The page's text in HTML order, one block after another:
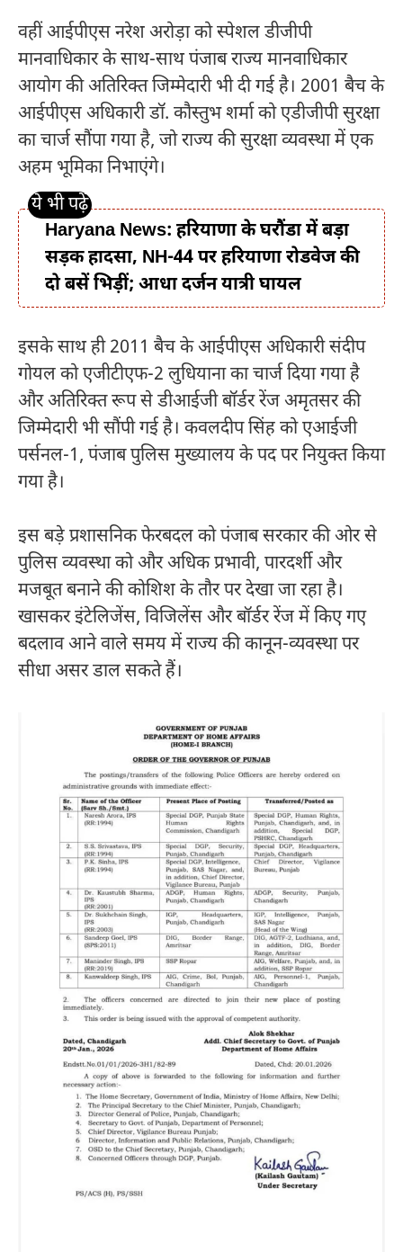
वहीं आईपीएस नरेश अरोड़ा को स्पेशल डीजीपी
मानवाधिकार के साथ-साथ पंजाब राज्य मानवाधिकार
आयोग की अतिरिक्त जिम्मेदारी भी दी गई है। 2001 बैच के
आईपीएस अधिकारी डॉ. कौस्तुभ शर्मा को एडीजीपी सुरक्षा
का चार्ज सौंपा गया है, जो राज्य की सुरक्षा व्यवस्था में एक
अहम भूमिका निभाएंगे।
Haryana News: हरियाणा के घरौंडा में बड़ा
सड़क हादसा, NH-44 पर हरियाणा रोडवेज की
दो बसें भिड़ीं; आधा दर्जन यात्री घायल
इसके साथ ही 2011 बैच के आईपीएस अधिकारी संदीप
गोयल को एजीटीएफ-2 लुधियाना का चार्ज दिया गया है
और अतिरिक्त रूप से डीआईजी बॉर्डर रेंज अमृतसर की
जिम्मेदारी भी सौंपी गई है। कवलदीप सिंह को एआईजी
पर्सनल-1, पंजाब पुलिस मुख्यालय के पद पर नियुक्त किया
गया है।
इस बड़े प्रशासनिक फेरबदल को पंजाब सरकार की ओर से
पुलिस व्यवस्था को और अधिक प्रभावी, पारदर्शी और
मजबूत बनाने की कोशिश के तौर पर देखा जा रहा है।
खासकर इंटेलिजेंस, विजिलेंस और बॉर्डर रेंज में किए गए
बदलाव आने वाले समय में राज्य की कानून-व्यवस्था पर
सीधा असर डाल सकते हैं।